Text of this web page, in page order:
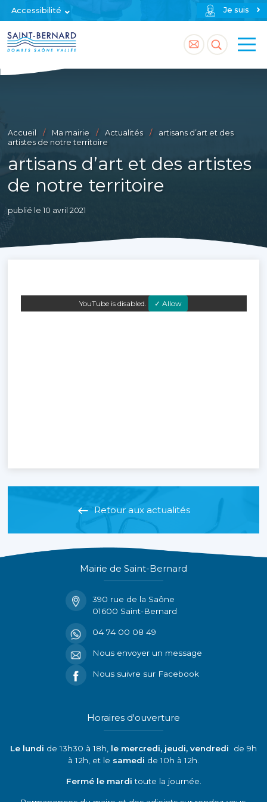
Accessibilité Je suis
Accéder
à
contact
Accéder
à
Accueil Ma mairie Actualités
artisans d’art et des
artistes de notre territoire
artisans d’art et des artistes
de notre territoire
publié le 10 avril 2021
YouTube is disabled. ✓ Allow
Retour aux actualités
Mairie de Saint-Bernard
390 rue de la Saône
01600 Saint-Bernard
04 74 00 08 49
Nous envoyer un message
Nous suivre sur Facebook
Horaires d'ouverture
Le lundi de 13h30 à 18h, le mercredi, jeudi, vendredi de 9h
à 12h, et le samedi de 10h à 12h.
Fermé le marditoute la journée.